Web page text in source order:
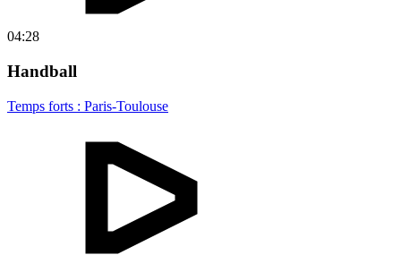
04:28
Handball
Temps forts : Paris-Toulouse